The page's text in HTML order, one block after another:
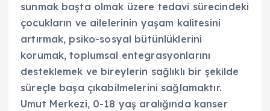
sunmak başta olmak üzere tedavi sürecindeki
çocukların ve ailelerinin yaşam kalitesini
artırmak, psiko-sosyal bütünlüklerini
korumak, toplumsal entegrasyonlarını
desteklemek ve bireylerin sağlıklı bir şekilde
süreçle başa çıkabilmelerini sağlamaktır.
Umut Merkezi, 0-18 yaş aralığında kanser